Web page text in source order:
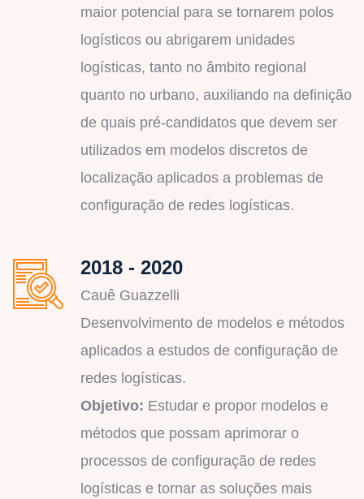
maior potencial para se tornarem polos
logísticos ou abrigarem unidades
logísticas, tanto no âmbito regional
quanto no urbano, auxiliando na definição
de quais pré-candidatos que devem ser
utilizados em modelos discretos de
localização aplicados a problemas de
configuração de redes logísticas.
2018 - 2020
Cauê Guazzelli
Desenvolvimento de modelos e métodos
aplicados a estudos de configuração de
redes logísticas.
Objetivo: Estudar e propor modelos e
métodos que possam aprimorar o
processos de configuração de redes
logísticas e tornar as soluções mais